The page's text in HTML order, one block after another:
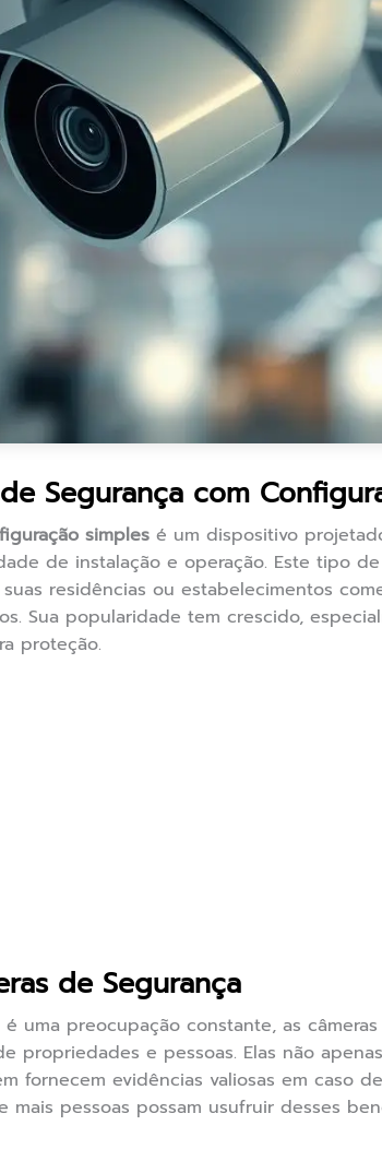
Segurança com
simples é um dispositivo
de instalação e operação. Este tipo
residências ou estabelecimentos
Sua popularidade tem crescido,
proteção.
de Segurança
uma preocupação constante, as
propriedades e pessoas. Elas não
fornecem evidências valiosas em caso
pessoas possam usufruir desses